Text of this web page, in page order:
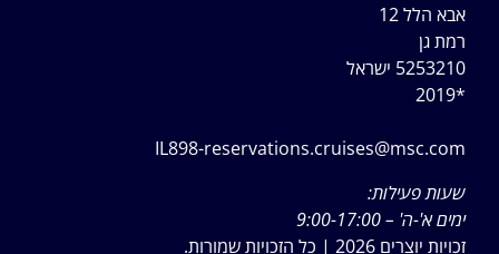
אבא הלל 12
רמת גן
5253210 ישראל
*2019
IL898-reservations.cruises@msc.com
שעות פעילות:
ימים א'-ה' – 9:00-17:00
זכויות יוצרים 2026 | כל הזכויות שמורות.